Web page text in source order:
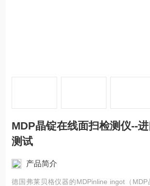
MDP晶锭在线面扫检测仪--
测试
产品简介
德国弗莱贝格仪器的MDPinline ingot（MDP